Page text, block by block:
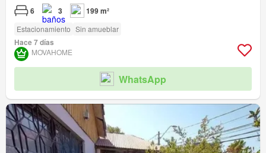
6 3 199 m²
Estacionamiento Sin amueblar
Hace 7 días
MOVAHOME
WhatsApp